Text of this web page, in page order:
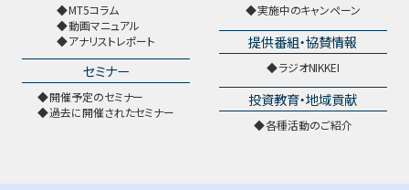
MT5コラム
動画マニュアル
アナリストレポート
セミナー
開催予定のセミナー
過去に開催されたセミナー
実施中のキャンペーン
提供番組・協賛情報
ラジオNIKKEI
投資教育・地域貢献
各種活動のご紹介